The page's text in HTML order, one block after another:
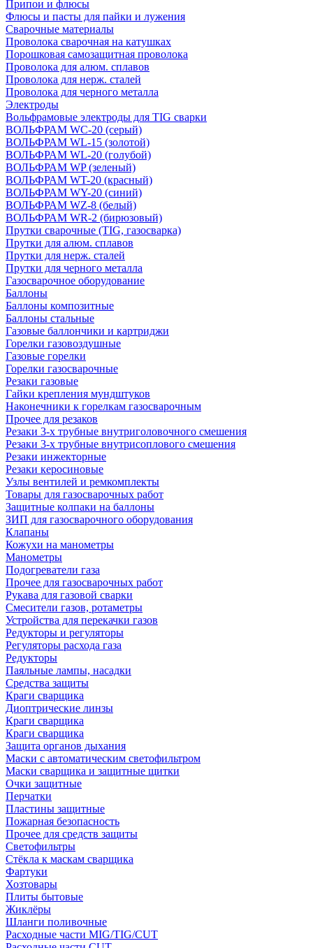
Припои и флюсы
Флюсы и пасты для пайки и лужения
Сварочные материалы
Проволока сварочная на катушках
Порошковая самозащитная проволока
Проволока для алюм. сплавов
Проволока для нерж. сталей
Проволока для черного металла
Электроды
Вольфрамовые электроды для TIG сварки
ВОЛЬФРАМ WC-20 (серый)
ВОЛЬФРАМ WL-15 (золотой)
ВОЛЬФРАМ WL-20 (голубой)
ВОЛЬФРАМ WP (зеленый)
ВОЛЬФРАМ WT-20 (красный)
ВОЛЬФРАМ WY-20 (синий)
ВОЛЬФРАМ WZ-8 (белый)
ВОЛЬФРАМ WR-2 (бирюзовый)
Прутки сварочные (TIG, газосварка)
Прутки для алюм. сплавов
Прутки для нерж. сталей
Прутки для черного металла
Газосварочное оборудование
Баллоны
Баллоны композитные
Баллоны стальные
Газовые баллончики и картриджи
Горелки газовоздушные
Газовые горелки
Горелки газосварочные
Резаки газовые
Гайки крепления мундштуков
Наконечники к горелкам газосварочным
Прочее для резаков
Резаки 3-х трубные внутриголовочного смешения
Резаки 3-х трубные внутрисоплового смешения
Резаки инжекторные
Резаки керосиновые
Узлы вентилей и ремкомплекты
Товары для газосварочных работ
Защитные колпаки на баллоны
ЗИП для газосварочного оборудования
Клапаны
Кожухи на манометры
Манометры
Подогреватели газа
Прочее для газосварочных работ
Рукава для газовой сварки
Смесители газов, ротаметры
Устройства для перекачки газов
Редукторы и регуляторы
Регуляторы расхода газа
Редукторы
Паяльные лампы, насадки
Средства защиты
Краги сварщика
Диоптрические линзы
Краги сварщика
Краги сварщика
Защита органов дыхания
Маски с автоматическим светофильтром
Маски сварщика и защитные щитки
Очки защитные
Перчатки
Пластины защитные
Пожарная безопасность
Прочее для средств защиты
Светофильтры
Стёкла к маскам сварщика
Фартуки
Хозтовары
Плиты бытовые
Жиклёры
Шланги поливочные
Расходные части MIG/TIG/CUT